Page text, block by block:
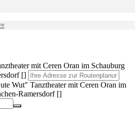
mit Ceren Oran im Schauburg
[]
Wut" Tanztheater mit Ceren Oran im
Ramersdorf []